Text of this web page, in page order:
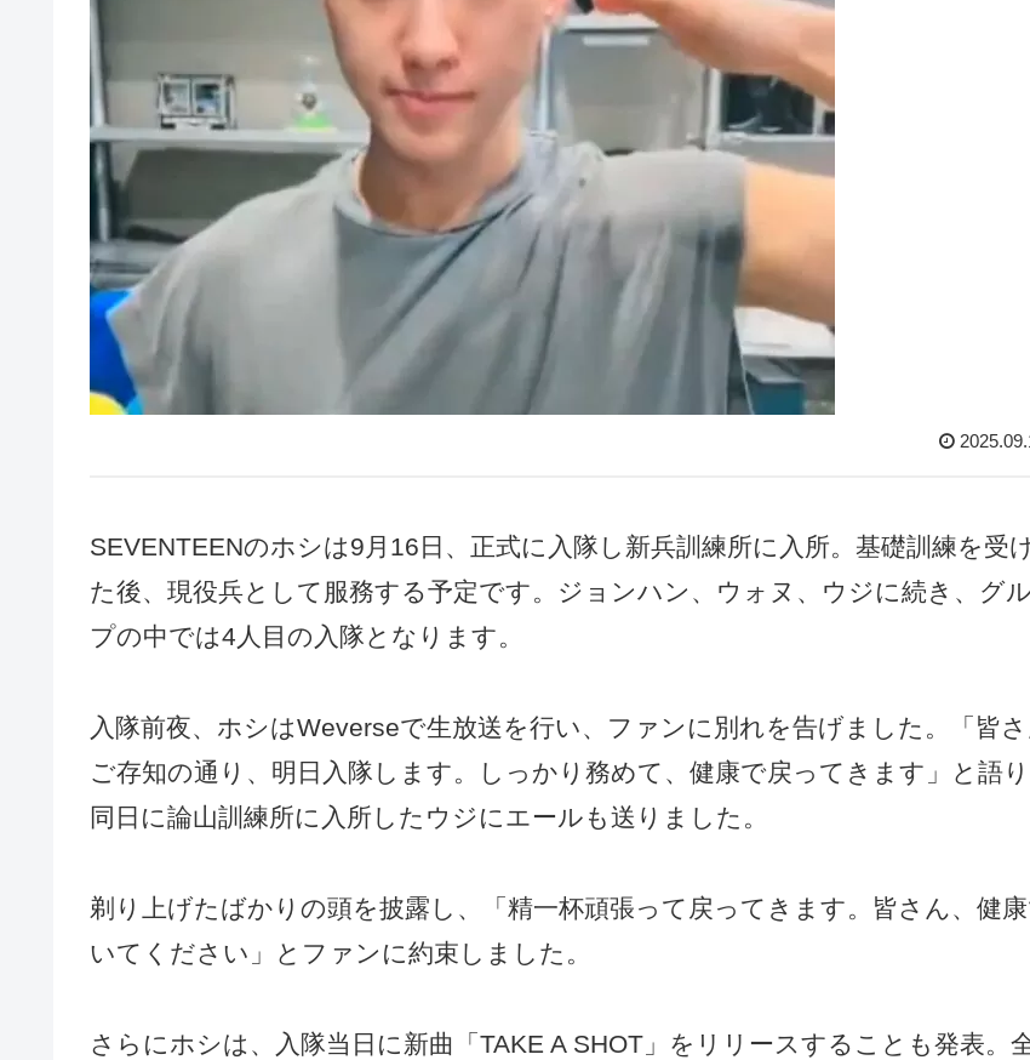
SEVENTEENのホシは9月16日、正式に入隊し新兵訓練所に入所。基礎訓練を受
た後、現役兵として服務する予定です。ジョンハン、ウォヌ、ウジに続き、グ
プの中では4人目の入隊となります。
入隊前夜、ホシはWeverseで生放送を行い、ファンに別れを告げました。「皆
ご存知の通り、明日入隊します。しっかり務めて、健康で戻ってきます」と語り
同日に論山訓練所に入所したウジにエールも送りました。
剃り上げたばかりの頭を披露し、「精一杯頑張って戻ってきます。皆さん、健
いてください」とファンに約束しました。
さらにホシは、入隊当日に新曲「TAKE A SHOT」をリリースすることも発表。